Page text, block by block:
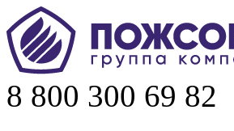
8 800 300 69 82